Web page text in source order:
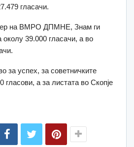
гласачи.
на ВМРО ДПМНЕ, Знам ги
околу 39.000 гласачи, а во
за успех, за советничките
гласови, а за листата во Скопје